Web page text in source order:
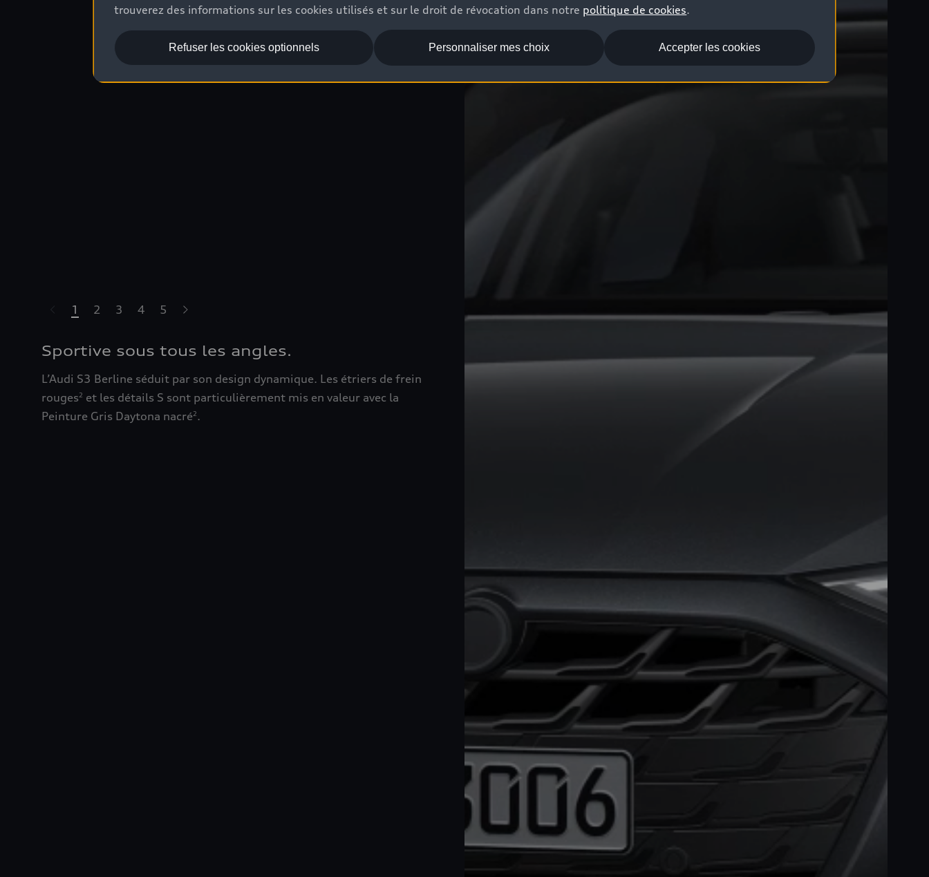
1 2 3 4 5
Sportive sous tous les angles.
L’Audi S3 Berline séduit par son design dynamique. Les étriers de frein
rouges2 et les détails S sont particulièrement mis en valeur avec la
Peinture Gris Daytona nacré2.
trouverez des informations sur les cookies utilisés et sur le droit de révocation dans notre politique de cookies.
Accepter les cookies
Refuser les cookies optionnels Personnaliser mes choix